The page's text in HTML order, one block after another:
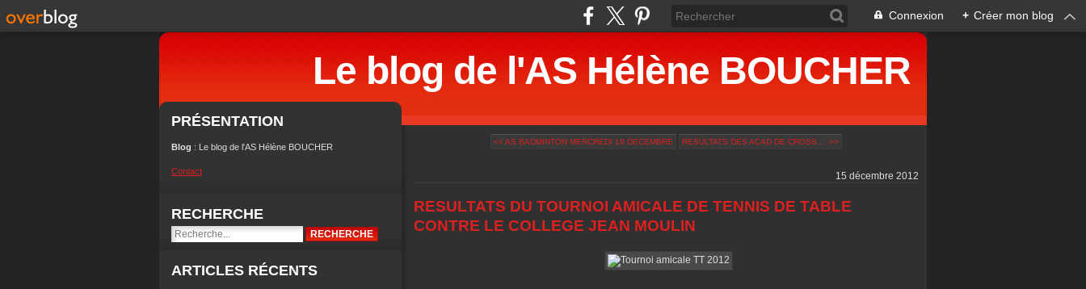
Connexion + Créer mon blog
Le blog de l'AS Hélène BOUCHER
PRÉSENTATION
Blog : Le blog de l'AS Hélène BOUCHER
Contact
RECHERCHE
ARTICLES RÉCENTS
<< AS BADMINTON MERCREDI 19 DECEMBRE RESULTATS DES ACAD DE CROSS.... >>
15 décembre 2012
RESULTATS DU TOURNOI AMICALE DE TENNIS DE TABLE
CONTRE LE COLLEGE JEAN MOULIN